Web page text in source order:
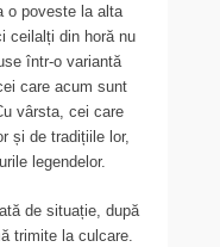
o poveste la alta
ceilalți din horă nu
într-o variantă
care acum sunt
vârsta, cei care
și de tradițiile lor,
legendelor.
de situație, după
trimite la culcare.